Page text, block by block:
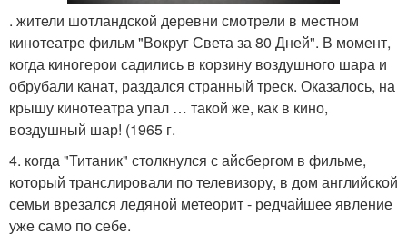
. жители шотландской деревни смотрели в местном
кинотеатре фильм "Вокруг Света за 80 Дней". В момент,
когда киногерои садились в корзину воздушного шара и
обрубали канат, раздался странный треск. Оказалось, на
крышу кинотеатра упал … такой же, как в кино,
воздушный шар! (1965 г.
4. когда "Титаник" столкнулся с айсбергом в фильме,
который транслировали по телевизору, в дом английской
семьи врезался ледяной метеорит - редчайшее явление
уже само по себе.